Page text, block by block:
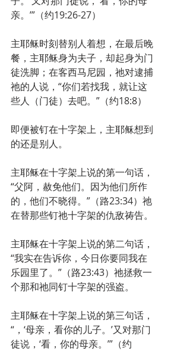
亲。’”（约19:26-27）
主耶稣时刻替别人着想，在最后晚
餐，主耶稣身为夫子，却起身为门
徒洗脚；在客西马尼园，祂对逮捕
祂的人说，“你们若找我，就让这
些人（门徒）去吧。”（约18:8）
即便被钉在十字架上，主耶稣想到
的还是别人。
主耶稣在十字架上说的第一句话，
“父阿，赦免他们。因为他们所作
的，他们不晓得。”（路23:34）祂
在替那些钉祂十字架的仇敌祷告。
主耶稣在十字架上说的第二句话，
“我实在告诉你，今日你要同我在
乐园里了。”（路23:43）祂拯救一
个那和祂同钉十字架的强盗。
主耶稣在十字架上说的第三句话，
“，‘母亲，看你的儿子。’又对那门
徒说，‘看，你的母亲。’”（约